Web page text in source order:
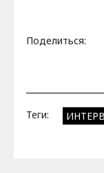
Поделиться:
Теги: